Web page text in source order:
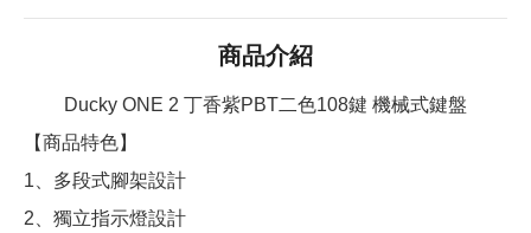
商品介紹
Ducky ONE 2 丁香紫PBT二色108鍵 機械式鍵盤
【商品特色】
1、多段式腳架設計
2、獨立指示燈設計